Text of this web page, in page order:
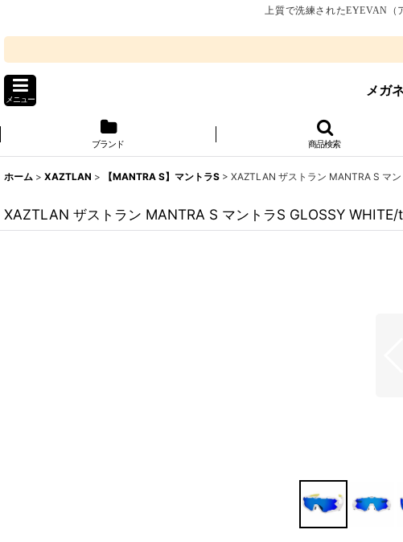
上質で洗練されたEYEVAN（
メニュー
メガ
ブランド 商品検索
ホーム > XAZTLAN > 【MANTRA S】マントラS > XAZTLAN ザストラン MANTRA S マ
XAZTLAN ザストラン MANTRA S マントラS GLOSSY